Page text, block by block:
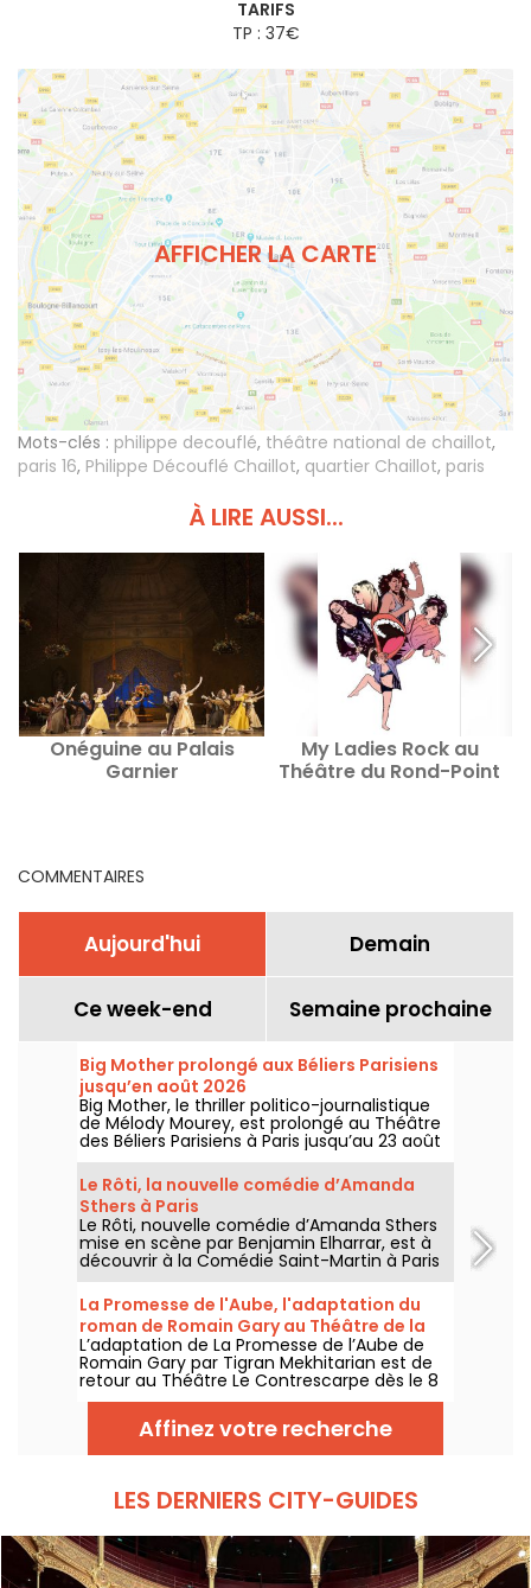
TARIFS
TP : 37€
AFFICHER LA CARTE
Mots-clés : philippe decouflé, théâtre national de chaillot,
paris 16, Philippe Découflé Chaillot, quartier Chaillot, paris
À LIRE AUSSI...
Onéguine au Palais
Garnier
My Ladies Rock au
Théâtre du Rond-Point
COMMENTAIRES
Aujourd'hui Demain
Ce week-end Semaine prochaine
Big Mother prolongé aux Béliers Parisiens
jusqu’en août 2026
Big Mother, le thriller politico-journalistique
de Mélody Mourey, est prolongé au Théâtre
des Béliers Parisiens à Paris jusqu’au 23 août
2026, avec des représentations du mardi au
dimanche.
Le Rôti, la nouvelle comédie d’Amanda
Sthers à Paris
Le Rôti, nouvelle comédie d’Amanda Sthers
mise en scène par Benjamin Elharrar, est à
découvrir à la Comédie Saint-Martin à Paris
jusqu’au 15 octobre 2026.
La Promesse de l'Aube, l'adaptation du
roman de Romain Gary au Théâtre de la
Contrescarpe
L’adaptation de La Promesse de l’Aube de
Romain Gary par Tigran Mekhitarian est de
retour au Théâtre Le Contrescarpe dès le 8
août 2026.
Affinez votre recherche
LES DERNIERS CITY-GUIDES